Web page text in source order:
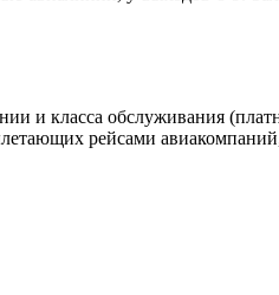
и класса обслуживания
рейсами